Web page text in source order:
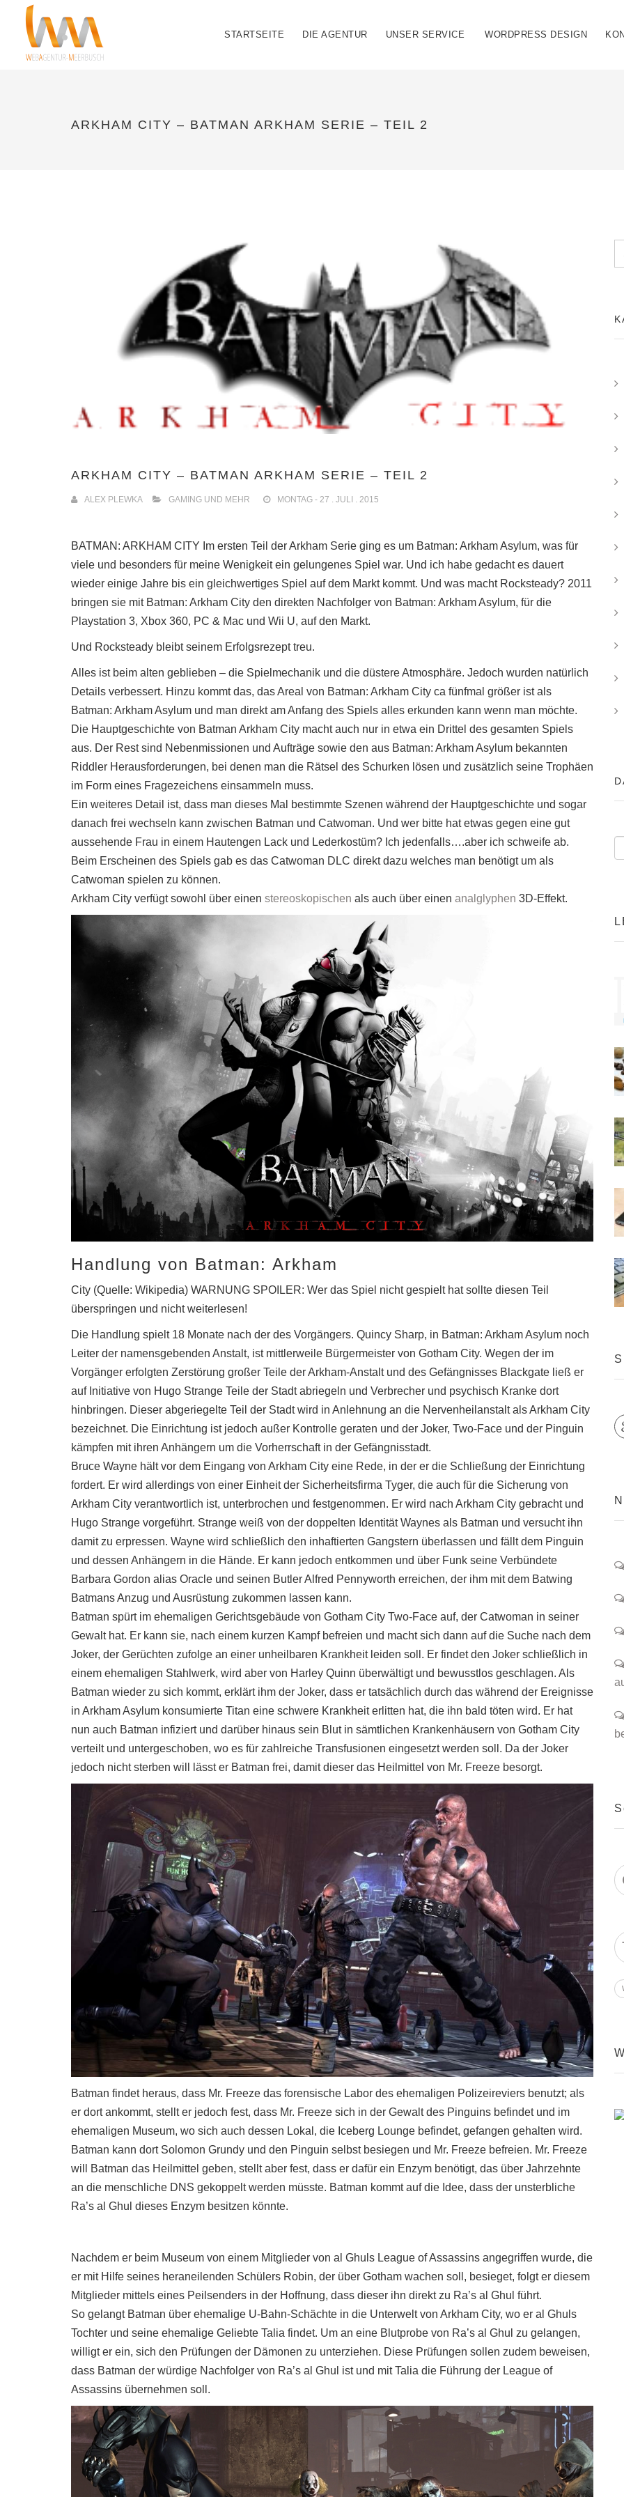
STARTSEITE DIE AGENTUR UNSER SERVICE WORDPRESS DESIGN
ARKHAM CITY – BATMAN ARKHAM SERIE – TEIL 2
ARKHAM CITY – BATMAN ARKHAM SERIE – TEIL 2
ALEX PLEWKA GAMING UND MEHR MONTAG - 27 . JULI . 2015
BATMAN: ARKHAM CITY Im ersten Teil der Arkham Serie ging es um Batman: Arkham Asylum, was für
viele und besonders für meine Wenigkeit ein gelungenes Spiel war. Und ich habe gedacht es dauert
wieder einige Jahre bis ein gleichwertiges Spiel auf dem Markt kommt. Und was macht Rocksteady? 2011
bringen sie mit Batman: Arkham City den direkten Nachfolger von Batman: Arkham Asylum, für die
Playstation 3, Xbox 360, PC & Mac und Wii U, auf den Markt.
Und Rocksteady bleibt seinem Erfolgsrezept treu.
Alles ist beim alten geblieben – die Spielmechanik und die düstere Atmosphäre. Jedoch wurden natürlich
Details verbessert. Hinzu kommt das, das Areal von Batman: Arkham City ca fünfmal größer ist als
Batman: Arkham Asylum und man direkt am Anfang des Spiels alles erkunden kann wenn man möchte.
Die Hauptgeschichte von Batman Arkham City macht auch nur in etwa ein Drittel des gesamten Spiels
aus. Der Rest sind Nebenmissionen und Aufträge sowie den aus Batman: Arkham Asylum bekannten
Riddler Herausforderungen, bei denen man die Rätsel des Schurken lösen und zusätzlich seine Trophäen
im Form eines Fragezeichens einsammeln muss.
Ein weiteres Detail ist, dass man dieses Mal bestimmte Szenen während der Hauptgeschichte und sogar
danach frei wechseln kann zwischen Batman und Catwoman. Und wer bitte hat etwas gegen eine gut
aussehende Frau in einem Hautengen Lack und Lederkostüm? Ich jedenfalls….aber ich schweife ab.
Beim Erscheinen des Spiels gab es das Catwoman DLC direkt dazu welches man benötigt um als
Catwoman spielen zu können.
Arkham City verfügt sowohl über einen stereoskopischen als auch über einen analglyphen 3D-Effekt.
Handlung von Batman: Arkham
City (Quelle: Wikipedia) WARNUNG SPOILER: Wer das Spiel nicht gespielt hat sollte diesen Teil
überspringen und nicht weiterlesen!
Die Handlung spielt 18 Monate nach der des Vorgängers. Quincy Sharp, in Batman: Arkham Asylum noch
Leiter der namensgebenden Anstalt, ist mittlerweile Bürgermeister von Gotham City. Wegen der im
Vorgänger erfolgten Zerstörung großer Teile der Arkham-Anstalt und des Gefängnisses Blackgate ließ er
auf Initiative von Hugo Strange Teile der Stadt abriegeln und Verbrecher und psychisch Kranke dort
hinbringen. Dieser abgeriegelte Teil der Stadt wird in Anlehnung an die Nervenheilanstalt als Arkham City
bezeichnet. Die Einrichtung ist jedoch außer Kontrolle geraten und der Joker, Two-Face und der Pinguin
kämpfen mit ihren Anhängern um die Vorherrschaft in der Gefängnisstadt.
Bruce Wayne hält vor dem Eingang von Arkham City eine Rede, in der er die Schließung der Einrichtung
fordert. Er wird allerdings von einer Einheit der Sicherheitsfirma Tyger, die auch für die Sicherung von
Arkham City verantwortlich ist, unterbrochen und festgenommen. Er wird nach Arkham City gebracht und
Hugo Strange vorgeführt. Strange weiß von der doppelten Identität Waynes als Batman und versucht ihn
damit zu erpressen. Wayne wird schließlich den inhaftierten Gangstern überlassen und fällt dem Pinguin
und dessen Anhängern in die Hände. Er kann jedoch entkommen und über Funk seine Verbündete
Barbara Gordon alias Oracle und seinen Butler Alfred Pennyworth erreichen, der ihm mit dem Batwing
Batmans Anzug und Ausrüstung zukommen lassen kann.
Batman spürt im ehemaligen Gerichtsgebäude von Gotham City Two-Face auf, der Catwoman in seiner
Gewalt hat. Er kann sie, nach einem kurzen Kampf befreien und macht sich dann auf die Suche nach dem
Joker, der Gerüchten zufolge an einer unheilbaren Krankheit leiden soll. Er findet den Joker schließlich in
einem ehemaligen Stahlwerk, wird aber von Harley Quinn überwältigt und bewusstlos geschlagen. Als
Batman wieder zu sich kommt, erklärt ihm der Joker, dass er tatsächlich durch das während der Ereignisse
in Arkham Asylum konsumierte Titan eine schwere Krankheit erlitten hat, die ihn bald töten wird. Er hat
nun auch Batman infiziert und darüber hinaus sein Blut in sämtlichen Krankenhäusern von Gotham City
verteilt und untergeschoben, wo es für zahlreiche Transfusionen eingesetzt werden soll. Da der Joker
jedoch nicht sterben will lässt er Batman frei, damit dieser das Heilmittel von Mr. Freeze besorgt.
Batman findet heraus, dass Mr. Freeze das forensische Labor des ehemaligen Polizeireviers benutzt; als
er dort ankommt, stellt er jedoch fest, dass Mr. Freeze sich in der Gewalt des Pinguins befindet und im
ehemaligen Museum, wo sich auch dessen Lokal, die Iceberg Lounge befindet, gefangen gehalten wird.
Batman kann dort Solomon Grundy und den Pinguin selbst besiegen und Mr. Freeze befreien. Mr. Freeze
will Batman das Heilmittel geben, stellt aber fest, dass er dafür ein Enzym benötigt, das über Jahrzehnte
an die menschliche DNS gekoppelt werden müsste. Batman kommt auf die Idee, dass der unsterbliche
Ra’s al Ghul dieses Enzym besitzen könnte.
Nachdem er beim Museum von einem Mitglieder von al Ghuls League of Assassins angegriffen wurde, die
er mit Hilfe seines heraneilenden Schülers Robin, der über Gotham wachen soll, besieget, folgt er diesem
Mitglieder mittels eines Peilsenders in der Hoffnung, dass dieser ihn direkt zu Ra’s al Ghul führt.
So gelangt Batman über ehemalige U-Bahn-Schächte in die Unterwelt von Arkham City, wo er al Ghuls
Tochter und seine ehemalige Geliebte Talia findet. Um an eine Blutprobe von Ra’s al Ghul zu gelangen,
willigt er ein, sich den Prüfungen der Dämonen zu unterziehen. Diese Prüfungen sollen zudem beweisen,
dass Batman der würdige Nachfolger von Ra’s al Ghul ist und mit Talia die Führung der League of
Assassins übernehmen soll.